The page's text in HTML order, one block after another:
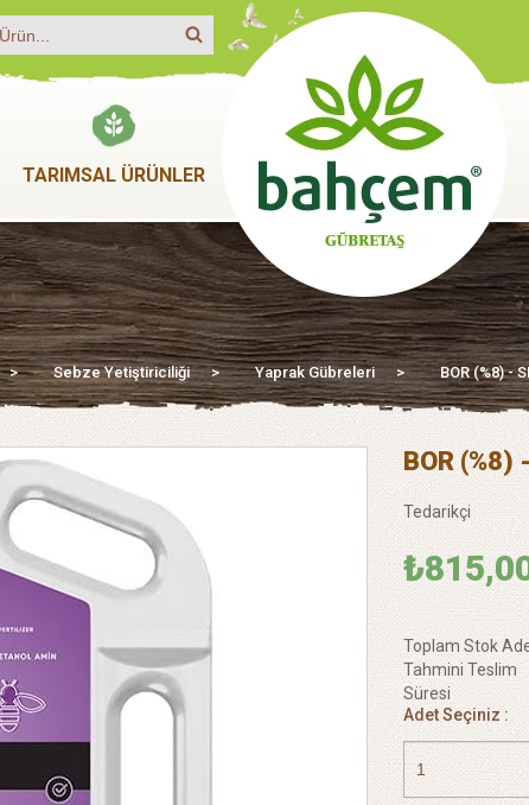
TARIMSAL ÜRÜNLER
> Sebze Yetiştiriciliği > Yaprak Gübreleri > BOR (%8) -
BOR (%8)
Tedarikçi
Toplam Stok
Tahmini Teslim
Süresi
Adet Seçiniz :